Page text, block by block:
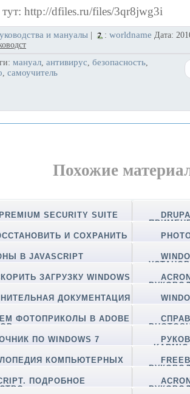
тут: http://dfiles.ru/files/3qr8jwg3i
и мануалы : worldname Дата:
мануал антивирус безопасность
самоучитель
Похожие
SECURITY SUITE
И СОХРАНИТЬ
В JAVASCRIPT
ЗАГРУЗКУ WINDOWS
ДОКУМЕНТАЦИЯ
ФОТОПРИКОЛЫ В ADOBE
ПО WINDOWS 7
КОМПЬЮТЕРНЫХ
ПОДРОБНОЕ